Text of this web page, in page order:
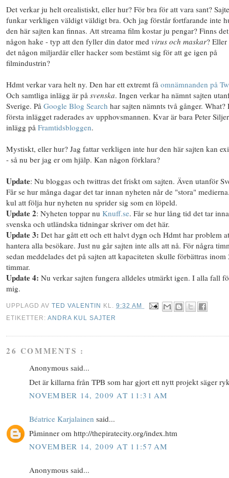
Det verkar ju helt orealistiskt, eller hur? För bra för att vara sant?
funkar verkligen väldigt väldigt bra. Och jag förstår fortfarande inte
den här sajten kan finnas. Att streama film kostar ju pengar? Finns det
någon hake - typ att den fyller din dator med virus och maskar? Eller
det någon miljardär eller hacker som bestämt sig för att ge igen på
filmindustrin?
Hdmt verkar vara helt ny. Den har ett extremt få omnämnanden på
Och samtliga inlägg är på svenska. Ingen verkar ha nämnt sajten
Sverige. På Google Blog Search har sajten nämnts två gånger. What?
första inlägget raderades av upphovsmannen. Kvar är bara Peter
inlägg på Framtidsbloggen.
Mystiskt, eller hur? Jag fattar verkligen inte hur den här sajten kan
- så nu ber jag er om hjälp. Kan någon förklara?
Update: Nu bloggas och twittras det friskt om sajten. Även utanför
Får se hur många dagar det tar innan nyheten når de "stora"
kul att följa hur nyheten nu sprider sig som en löpeld.
Update 2: Nyheten toppar nu Knuff.se. Får se hur lång tid det tar
svenska och utländska tidningar skriver om det här.
Update 3: Det har gått ett och ett halvt dygn och Hdmt har problem
hantera alla besökare. Just nu går sajten inte alls att nå. För några
sedan meddelades det på sajten att kapaciteten skulle förbättras inom
timmar.
Update 4: Nu verkar sajten fungera alldeles utmärkt igen. I alla fall
mig.
UPPLAGD AVTED VALENTIN KL.9:32 AM
ETIKETTER:ANDRA KUL SAJTER
26 COMMENTS :
Anonymous said...
Det är killarna från TPB som har gjort ett nytt projekt säger
NOVEMBER 14, 2009 AT 11:31 AM
Béatrice Karjalainen said...
Påminner om http://thepiratecity.org/index.htm
NOVEMBER 14, 2009 AT 11:57 AM
Anonymous said...